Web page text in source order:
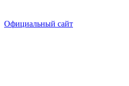
Официальный сайт